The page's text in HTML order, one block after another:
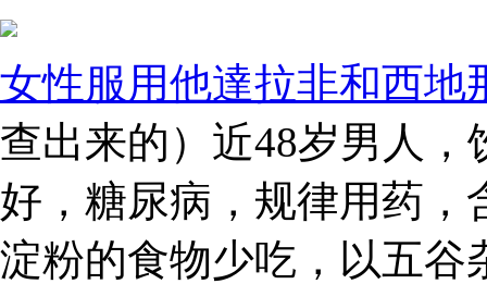
女性服用他達拉非和西地
查出来的）近48岁男人
好，糖尿病，规律用药，
淀粉的食物少吃，以五谷